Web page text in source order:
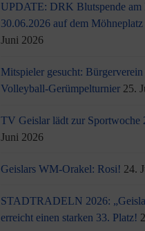
UPDATE: DRK Blutspende am
30.06.2026 auf dem
Juni 2026
Mitspieler gesucht: Bürgerverein
Volleyball-Gerümpelturnier 25.
TV Geislar lädt zur Sportwoche
Juni 2026
Geislars WM-Orakel: Rosi! 24.
STADTRADELN 2026:
erreicht einen starken 33. Platz!